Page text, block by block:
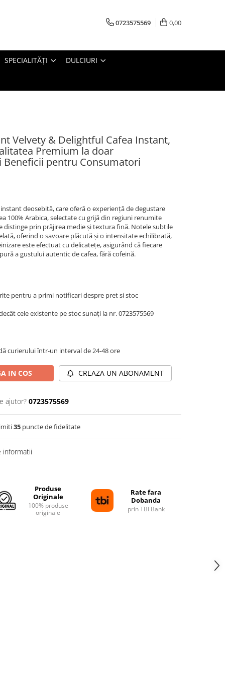
0723575569 0,00
SPECIALITĂȚI DULCIURI
Velvety & Delightful Cafea Instant,
Premium la doar
Beneficii pentru Consumatori
deosebită, care oferă o experiență de degustare
100% Arabica, selectate cu grijă din regiuni renumite
distinge prin prăjirea medie și textura fină. Notele subtile
oferind o savoare plăcută și o intensitate echilibrată,
este efectuat cu delicatețe, asigurând că fiecare
a gustului autentic de cafea, fără cofeină.
pentru a primi notificari despre pret si stoc
cele existente pe stoc sunați la nr. 0723575569
curierului într-un interval de 24-48 ore
IN COS CREAZA UN ABONAMENT
ajutor? 0723575569
35 puncte de fidelitate
informatii
Produse
Originale
100% produse
originale
Rate fara
Dobanda
prin TBI Bank